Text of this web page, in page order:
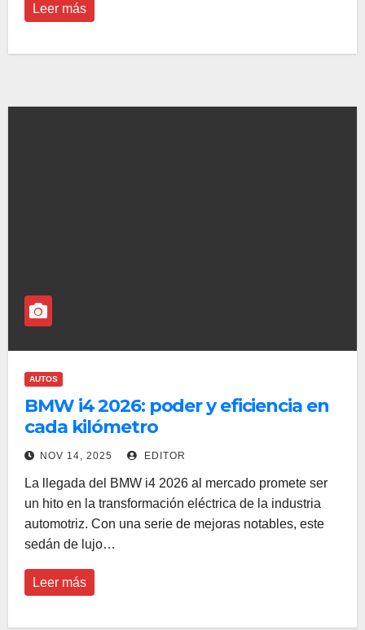
Leer más
AUTOS
BMW i4 2026: poder y eficiencia en
cada kilómetro
NOV 14, 2025 EDITOR
La llegada del BMW i4 2026 al mercado promete ser
un hito en la transformación eléctrica de la industria
automotriz. Con una serie de mejoras notables, este
sedán de lujo…
Leer más